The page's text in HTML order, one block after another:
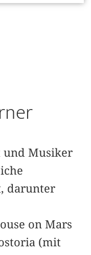
und Musiker
darunter
on Mars
(mit